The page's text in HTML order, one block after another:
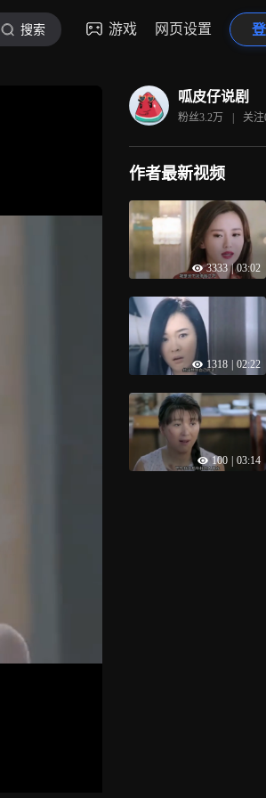
搜索 游戏 网页设置
呱皮仔说剧
粉丝3.2万 | 关注
作者最新视频
3333 | 03:02
1318 02:22
100 03:14